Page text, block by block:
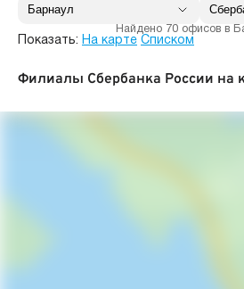
Найдено 70 офисов в
Показать: На карте Списком
Филиалы Сбербанка России на